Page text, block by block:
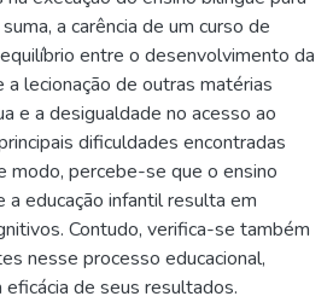
a carência de um curso de
entre o desenvolvimento da
a lecionação de outras matérias
e a desigualdade no acesso ao
dificuldades encontradas
modo, percebe-se que o ensino
a educação infantil resulta em
Contudo, verifica-se também
nesse processo educacional,
eficácia de seus resultados.